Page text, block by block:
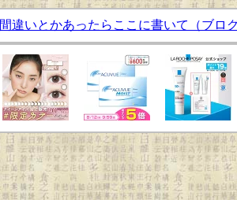
間違いとかあったらここに書いて（ブロ